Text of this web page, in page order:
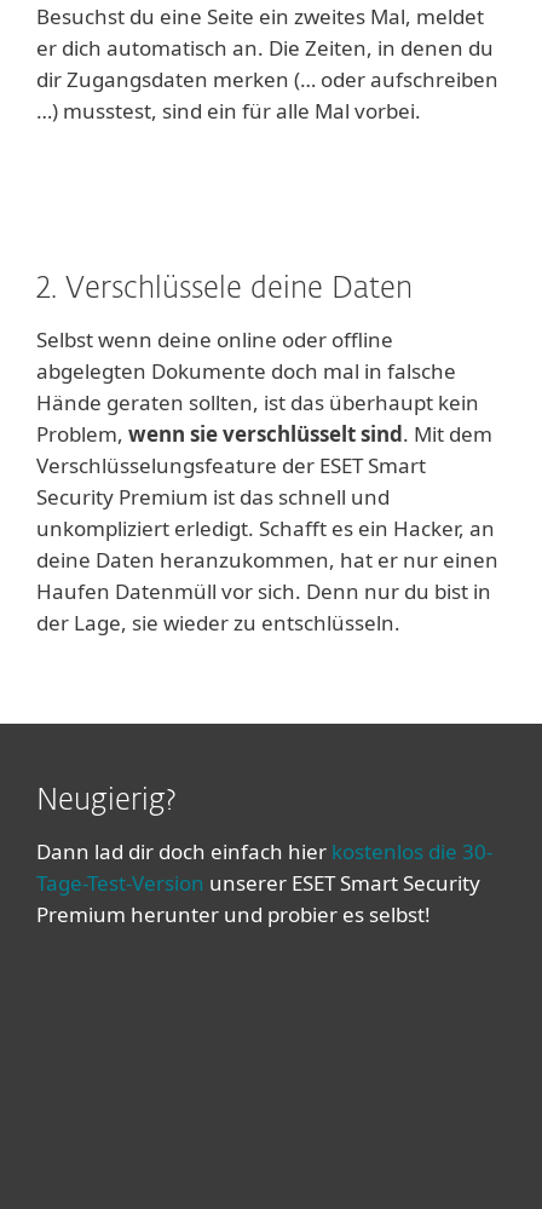
Besuchst du eine Seite ein zweites Mal, meldet
er dich automatisch an. Die Zeiten, in denen du
dir Zugangsdaten merken (… oder aufschreiben
…) musstest, sind ein für alle Mal vorbei.
2. Verschlüssele deine Daten
Selbst wenn deine online oder offline
abgelegten Dokumente doch mal in falsche
Hände geraten sollten, ist das überhaupt kein
Problem, wenn sie verschlüsselt sind. Mit dem
Verschlüsselungsfeature der ESET Smart
Security Premium ist das schnell und
unkompliziert erledigt. Schafft es ein Hacker, an
deine Daten heranzukommen, hat er nur einen
Haufen Datenmüll vor sich. Denn nur du bist in
der Lage, sie wieder zu entschlüsseln.
Neugierig?
Dann lad dir doch einfach hier kostenlos die 30-
Tage-Test-Version unserer ESET Smart Security
Premium herunter und probier es selbst!